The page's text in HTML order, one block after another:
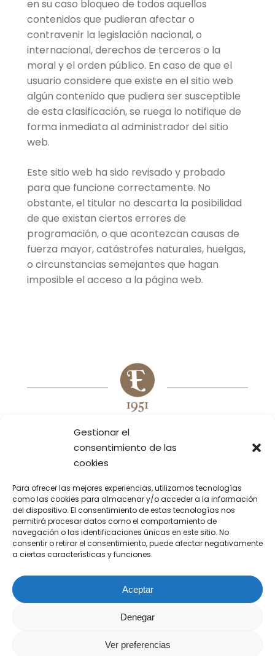
Gestionar el
consentimiento de las
cookies
Para ofrecer las mejores experiencias, utilizamos tecnologías
como las cookies para almacenar y/o acceder a la información
del dispositivo. El consentimiento de estas tecnologías nos
permitirá procesar datos como el comportamiento de
navegación o las identificaciones únicas en este sitio. No
consentir o retirar el consentimiento, puede afectar negativamente
a ciertas características y funciones.
Aceptar
Denegar
Ver preferencias
en su caso bloqueo de todos aquellos
contenidos que pudieran afectar o
contravenir la legislación nacional, o
internacional, derechos de terceros o la
moral y el orden público. En caso de que el
usuario considere que existe en el sitio web
algún contenido que pudiera ser susceptible
de esta clasificación, se ruega lo notifique de
forma inmediata al administrador del sitio
web.
Este sitio web ha sido revisado y probado
para que funcione correctamente. No
obstante, el titular no descarta la posibilidad
de que existan ciertos errores de
programación, o que acontezcan causas de
fuerza mayor, catástrofes naturales, huelgas,
o circunstancias semejantes que hagan
imposible el acceso a la página web.
TIENDASEMPRESAHORECA
LOTES/PACKSMENÚS
INFOAviso LegalPolitica de privacidad
Politica de cookies
Declaración de accesibilidad
LINKEDIN
©2022 Escriche. Todos los derechos
reservados